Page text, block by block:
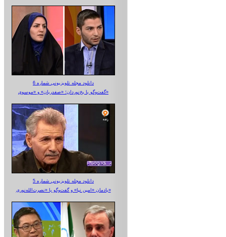
دانلود مجله تلویزیونی شماره 6
گفت‌وگو با یخ‌نوردان؛ «صفدریان» و «موسوی»
دانلود مجله تلویزیونی شماره 5
یادمان «امین نیا» و گفت‌وگو با «نصرت‌الله‌نوری»